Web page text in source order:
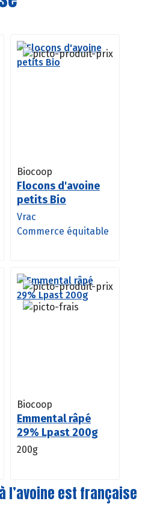
Biocoop
Flocons d'avoine
petits Bio
Vrac
Commerce équitable
Biocoop
Emmental râpé
29% Lpast 200g
200g
l’avoine est française